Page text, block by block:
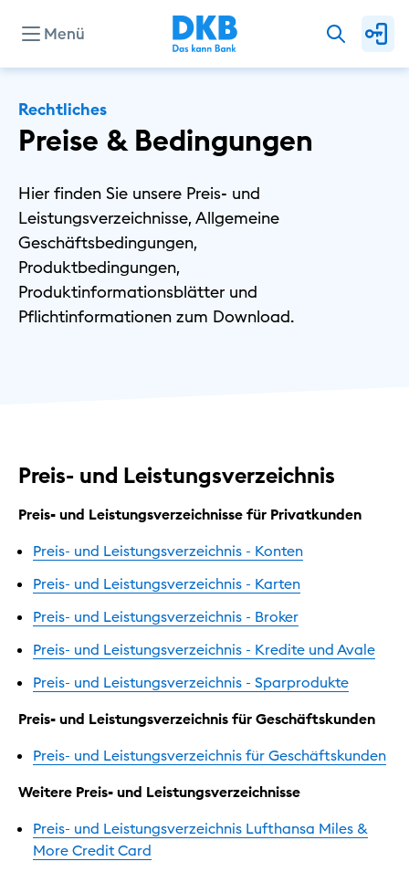
Menü
Unternehmen
Investor Relations
Privat
Geschäftlich
Rechtliches
Preise & Bedingungen
Hier finden Sie unsere Preis- und
Leistungsverzeichnisse, Allgemeine
Geschäftsbedingungen,
Produktbedingungen,
Produktinformationsblätter und
Pflichtinformationen zum Download.
Preis- und Leistungsverzeichnis
Preis- und Leistungsverzeichnisse für Privatkunden
Preis- und Leistungsverzeichnis - Konten
Preis- und Leistungsverzeichnis - Karten
Preis- und Leistungsverzeichnis - Broker
Preis- und Leistungsverzeichnis - Kredite und Avale
Preis- und Leistungsverzeichnis - Sparprodukte
Preis- und Leistungsverzeichnis für Geschäftskunden
Preis- und Leistungsverzeichnis für Geschäftskunden
Weitere Preis- und Leistungsverzeichnisse
Preis- und Leistungsverzeichnis Lufthansa Miles &
More Credit Card